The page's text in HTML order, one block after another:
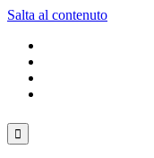
Salta al contenuto